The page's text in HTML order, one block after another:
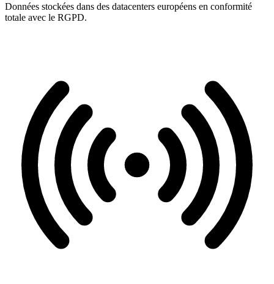
Données stockées dans des datacenters européens en conformité
totale avec le RGPD.